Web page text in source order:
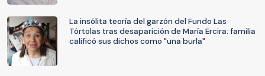
La insólita teoría del garzón del Fundo Las
Tórtolas tras desaparición de María Ercira: familia
calificó sus dichos como "una burla"